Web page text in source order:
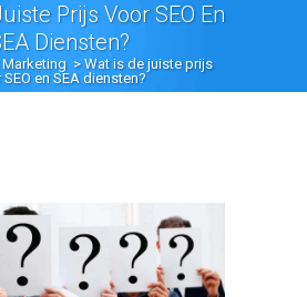
Prijs Voor SEO En
Diensten?
Marketing >Wat is de juiste prijs
en SEA diensten?